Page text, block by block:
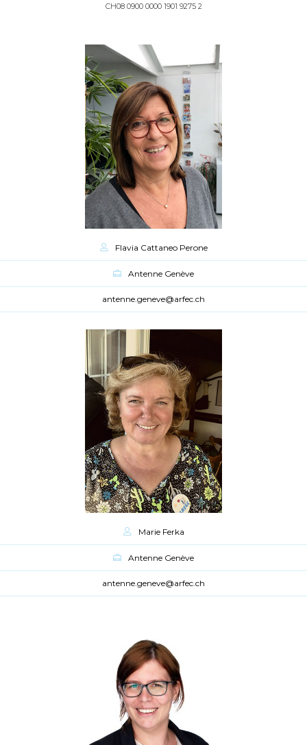
CH08 0900 0000 1901 9275 2
Flavia Cattaneo Perone
Antenne Genève
antenne.geneve@arfec.ch
Marie Ferka
Antenne Genève
antenne.geneve@arfec.ch